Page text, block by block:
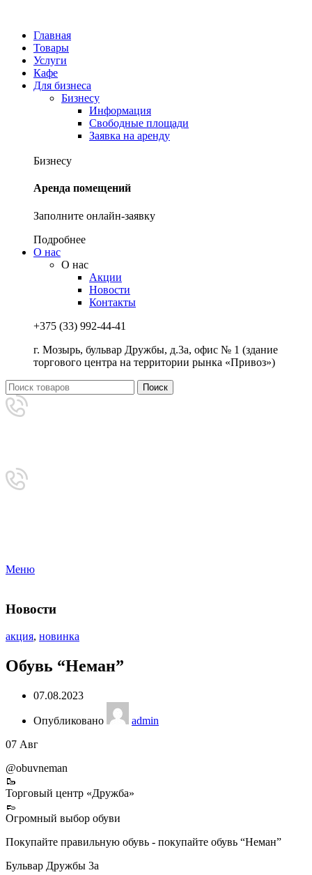
Главная
Товары
Услуги
Кафе
Для бизнеса
Бизнесу
Информация
Свободные площади
Заявка на аренду
Бизнесу
Аренда помещений
Заполните онлайн-заявку
Подробнее
О нас
О нас
Акции
Новости
Контакты
+375 (33) 992-44-41
г. Мозырь, бульвар Дружбы, д.3а, офис № 1 (здание
торгового центра на территории рынка «Привоз»)
Поиск
Меню
Новости
акция, новинка
Обувь “Неман”
07.08.2023
Опубликовано
admin
07 Авг
@obuvneman
🥾
Торговый центр «Дружба»
👞
Огромный выбор обуви
Покупайте правильную обувь - покупайте обувь “Неман”
Бульвар Дружбы 3а